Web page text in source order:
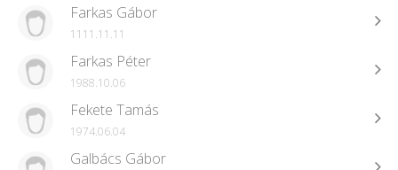
Farkas Gábor
1111.11.11
Farkas Péter
1988.10.06
Fekete Tamás
1974.06.04
Galbács Gábor